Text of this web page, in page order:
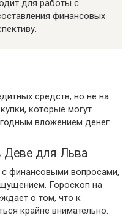
для работы с
финансовых
средств, но не на
которые могут
вложением денег.
Деве для Льва
финансовыми вопросами,
Гороскоп на
о том, что к
крайне внимательно.